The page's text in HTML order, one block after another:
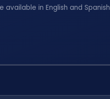
in English and Spanish